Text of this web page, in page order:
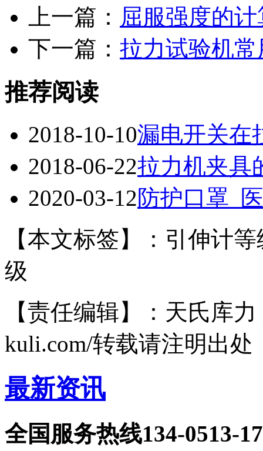
上一篇： 屈服强度的
下一篇： 拉力试验机
推荐阅读
2018-10-10漏电开关在
2018-06-22拉力机夹具
2020-03-12防护口罩_
【本文标签】：引伸计
级
【责任编辑】：天氏库
kuli.com/转载请注明出处
最新资讯
全国服务热线134-0513-